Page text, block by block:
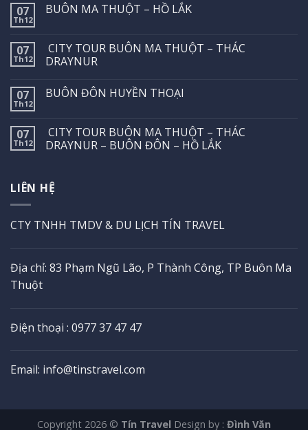
07
Th12
BUÔN MA THUỘT – HỒ LẮK
07
Th12
CITY TOUR BUÔN MA THUỘT – THÁC
DRAYNUR
07
Th12
BUÔN ĐÔN HUYỀN THOẠI
07
Th12
CITY TOUR BUÔN MA THUỘT – THÁC
DRAYNUR – BUÔN ĐÔN – HỒ LẮK
LIÊN HỆ
CTY TNHH TMDV & DU LỊCH TÍN TRAVEL
Địa chỉ: 83 Phạm Ngũ Lão, P Thành Công, TP Buôn Ma
Thuột
Điện thoại : 0977 37 47 47
Email: info@tinstravel.com
Copyright 2026 © Tín Travel Design by : Đình Văn